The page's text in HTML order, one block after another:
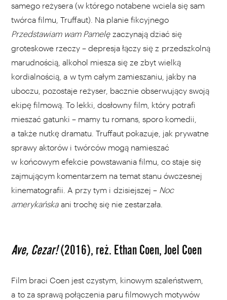
samego reżysera (w którego notabene wciela się sam
twórca filmu, Truffaut). Na planie fikcyjnego
Przedstawiam wam Pamelęzaczynają dziać się
groteskowe rzeczy – depresja łączy się z przedszkolną
marudnością, alkohol miesza się ze zbyt wielką
kordialnością, a w tym całym zamieszaniu, jakby na
uboczu, pozostaje reżyser, bacznie obserwujący swoją
ekipę filmową. To lekki, dosłowny film, który potrafi
mieszać gatunki – mamy tu romans, sporo komedii,
a także nutkę dramatu. Truffaut pokazuje, jak prywatne
sprawy aktorów i twórców mogą namieszać
w końcowym efekcie powstawania filmu, co staje się
zajmującym komentarzem na temat stanu ówczesnej
kinematografii. A przy tym i dzisiejszej – Noc
amerykańskaani trochę się nie zestarzała.
Ave, Cezar!(2016), reż. Ethan Coen, Joel Coen
Film braci Coen jest czystym, kinowym szaleństwem,
a to za sprawą połączenia paru filmowych motywów